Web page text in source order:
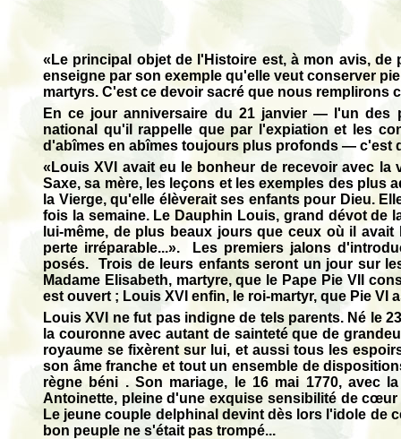
«Le principal objet de l'Histoire est, à mon avis,
enseigne par son exemple qu'elle veut conserver
martyrs. C'est ce devoir sacré que nous remplirons
En ce jour anniversaire du 21 janvier — l'un des
national qu'il rappelle que par l'expiation et les
d'abîmes en abîmes toujours plus profonds — c'est
«Louis XVI avait eu le bonheur de recevoir avec
Saxe, sa mère, les leçons et les exemples des plus
la Vierge, qu'elle élèverait ses enfants pour Dieu.
fois la semaine. Le Dauphin Louis, grand dévot de
lui-même, de plus beaux jours que ceux où il
perte irréparable...». Les premiers jalons
posés. Trois de leurs enfants seront un jour sur
Madame Elisabeth, martyre, que le Pape Pie VII
est ouvert ; Louis XVI enfin, le roi-martyr, que Pie VI
Louis XVI ne fut pas indigne de tels parents. Né le
la couronne avec autant de sainteté que de
royaume se fixèrent sur lui, et aussi tous les
son âme franche et tout un ensemble de
règne béni . Son mariage, le 16 mai 1770, avec
Antoinette, pleine d'une exquise sensibilité de
Le jeune couple delphinal devint dès lors l'idole de
bon peuple ne s'était pas trompé...